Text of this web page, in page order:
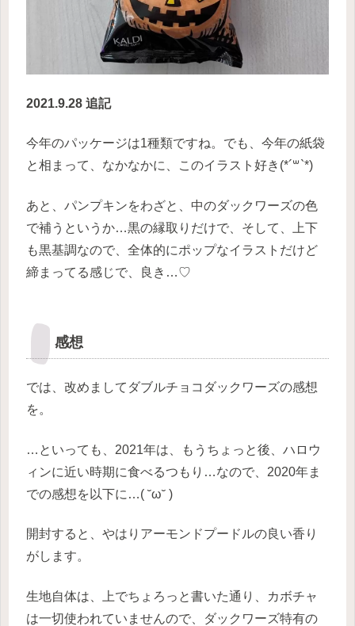
2021.9.28 追記
今年のパッケージは1種類ですね。でも、今年の紙袋
と相まって、なかなかに、このイラスト好き(*´꒳`*)
あと、パンプキンをわざと、中のダックワーズの色
で補うというか…黒の縁取りだけで、そして、上下
も黒基調なので、全体的にポップなイラストだけど
締まってる感じで、良き…♡
感想
では、改めましてダブルチョコダックワーズの感想
を。
…といっても、2021年は、もうちょっと後、ハロウ
ィンに近い時期に食べるつもり…なので、2020年ま
での感想を以下に…( ˘ω˘ )
開封すると、やはりアーモンドプードルの良い香り
がします。
生地自体は、上でちょろっと書いた通り、カボチャ
は一切使われていませんので、ダックワーズ特有の